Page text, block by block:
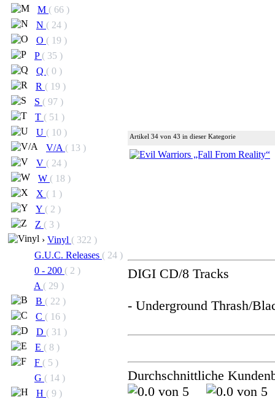
M ( 66 )
N ( 24 )
O ( 19 )
P ( 35 )
Q ( 0 )
R ( 19 )
S ( 97 )
T ( 51 )
U ( 10 )
V/A ( 13 )
V ( 24 )
W ( 18 )
X ( 1 )
Y ( 2 )
Z ( 3 )
› Vinyl ( 322 )
G.U.C. Releases ( 24 )
0 - 200 ( 2 )
A ( 29 )
B ( 22 )
C ( 16 )
D ( 31 )
E ( 8 )
F ( 5 )
G ( 14 )
H ( 9 )
Artikel 34 von 43 in dieser Kategorie
DIGI CD/8 Tracks
- Underground Thrash/
Durchschnittliche